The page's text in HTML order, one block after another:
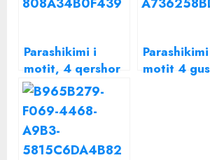
Parashikimi i
motit, 4 qershor
2022
motit 4